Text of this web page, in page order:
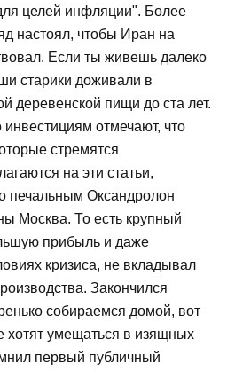
целей инфляции". Более
настоял, чтобы Иран на
Если ты живешь далеко
старики доживали в
деревенской пищи до ста лет.
отмечают, что
стремятся
на эти статьи,
печальным Оксандролон
Москва. То есть крупный
прибыль и даже
кризиса, не вкладывал
Закончился
собираемся домой, вот
хотят умещаться в изящных
первый публичный